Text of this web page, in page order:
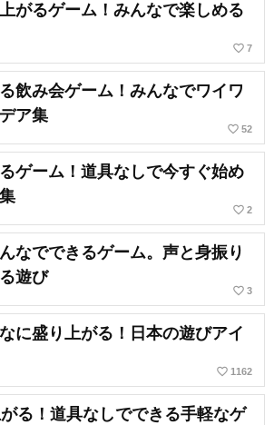
がるゲーム！みんなで楽しめる
favorite_border 7
飲み会ゲーム！みんなでワイワ
ア集
favorite_border 52
ゲーム！道具なしで今すぐ始め
favorite_border 2
なでできるゲーム。声と身振り
遊び
favorite_border 3
に盛り上がる！日本の遊びアイ
favorite_border 1162
る！道具なしでできる手軽なゲ